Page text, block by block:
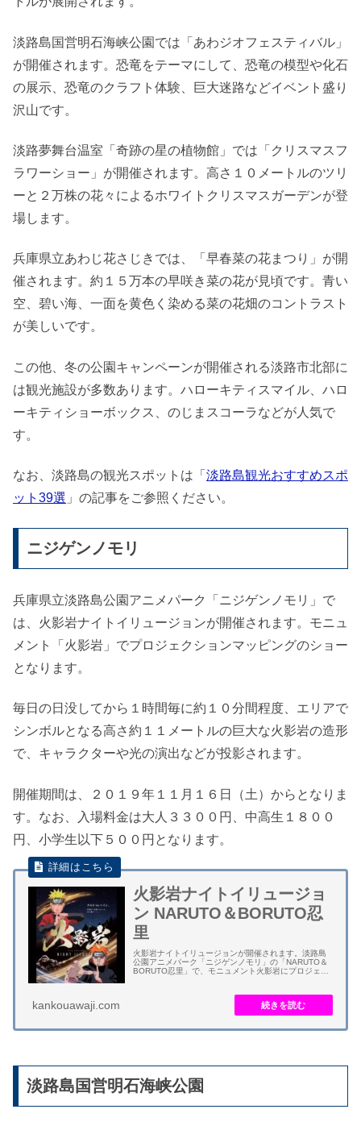
淡路島国営明石海峡公園では「あわジオフェスティバル」
が開催されます。恐竜をテーマにして、恐竜の模型や化石
の展示、恐竜のクラフト体験、巨大迷路などイベント盛り
沢山です。
淡路夢舞台温室「奇跡の星の植物館」では「クリスマスフ
ラワーショー」が開催されます。高さ１０メートルのツリ
ーと２万株の花々によるホワイトクリスマスガーデンが登
場します。
兵庫県立あわじ花さじきでは、「早春菜の花まつり」が開
催されます。約１５万本の早咲き菜の花が見頃です。青い
空、碧い海、一面を黄色く染める菜の花畑のコントラスト
が美しいです。
この他、冬の公園キャンペーンが開催される淡路市北部に
は観光施設が多数あります。ハローキティスマイル、ハロ
ーキティショーボックス、のじまスコーラなどが人気で
す。
なお、淡路島の観光スポットは「 淡路島観光おすすめスポ
ット39選 」の記事をご参照ください。
ニジゲンノモリ
兵庫県立淡路島公園アニメパーク「ニジゲンノモリ」で
は、火影岩ナイトイリュージョンが開催されます。モニュ
メント「火影岩」でプロジェクションマッピングのショー
となります。
毎日の日没してから１時間毎に約１０分間程度、エリアで
シンボルとなる高さ約１１メートルの巨大な火影岩の造形
で、キャラクターや光の演出などが投影されます。
開催期間は、２０１９年１１月１６日（土）からとなりま
す。なお、入場料金は大人３３００円、中高生１８００
円、小学生以下５００円となります。
火影岩ナイトイリュージョ
ン NARUTO＆BORUTO忍
里
火影岩ナイトイリュージョンが開催されます。淡路島
公園アニメパーク「ニジゲンノモリ」の「NARUTO＆
BORUTO忍里」で、モニュメント火影岩にプロジェク
kankouawaji.com
淡路島国営明石海峡公園